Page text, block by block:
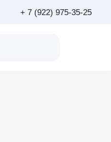
+ 7 (922) 975-35-25